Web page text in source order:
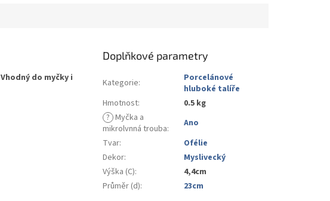
Vhodný do myčky i
Doplňkové parametry
Kategorie:
Porcelánové
hluboké talíře
Hmotnost:
0.5 kg
? Myčka a
mikrolvnná trouba:
Ano
Tvar:
Ofélie
Dekor:
Myslivecký
Výška (C):
4,4cm
Průměr (d): 23cm